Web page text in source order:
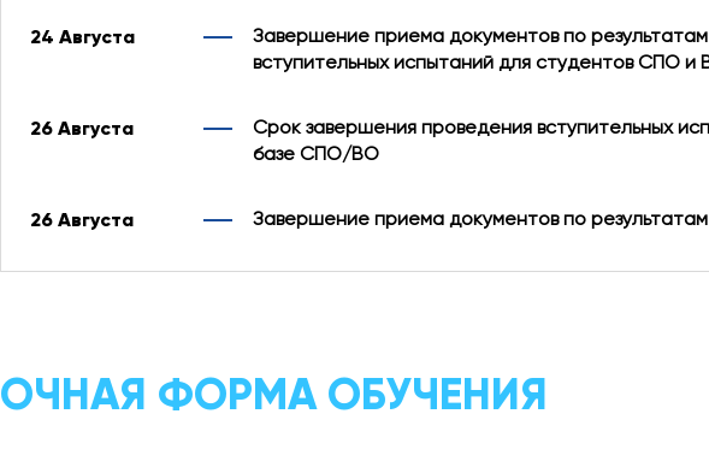
24 Августа
Завершение приема документов по результатам
вступительных испытаний для студентов СПО и
26 Августа
Срок завершения проведения вступительных
базе СПО/ВО
26 Августа Завершение приема документов по
ОЧНАЯ ФОРМА ОБУЧЕНИЯ